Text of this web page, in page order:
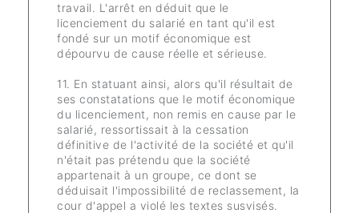
travail. L'arrêt en déduit que le
licenciement du salarié en tant qu'il est
fondé sur un motif économique est
dépourvu de cause réelle et sérieuse.
11. En statuant ainsi, alors qu'il résultait de
ses constatations que le motif économique
du licenciement, non remis en cause par le
salarié, ressortissait à la cessation
définitive de l'activité de la société et qu'il
n'était pas prétendu que la société
appartenait à un groupe, ce dont se
déduisait l'impossibilité de reclassement, la
cour d'appel a violé les textes susvisés.